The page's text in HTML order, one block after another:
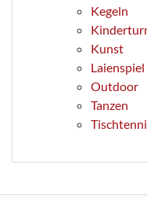
Kegeln
Kunst
Laienspiel
Outdoor
Tanzen